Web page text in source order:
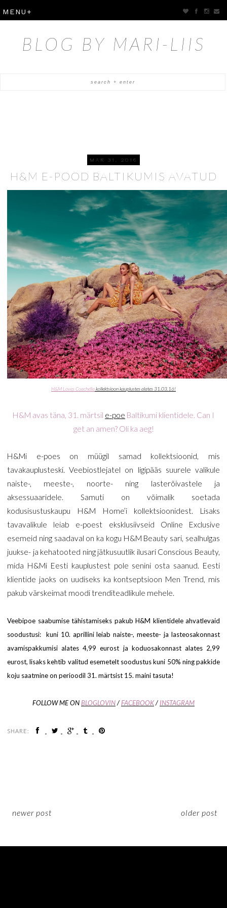
BLOG BY MARI-LIIS
MAR 31, 2016
H&M E-POOD BALTIKUMIS AVATUD
H&M Loves Coachellakollektsioon kauplustes alates 31.03.16!
H&M avas täna, 31. märtsil e-poe Baltikumi klientidele. Can I
get an amen? Oli ka aeg!
H&Mi e-poes on müügil samad kollektsioonid, mis
tavakauplusteski. Veebiostlejatel on ligipääs suurele valikule
naiste-, meeste-, noorte- ning lasterõivastele ja
aksessuaaridele. Samuti on võimalik soetada
kodusisustuskaupu H&M Home’i kollektsioonidest. Lisaks
tavavalikule leiab e-poest eksklusiivseid Online Exclusive
esemeid ning saadaval on ka kogu H&M Beauty sari, sealhulgas
juukse- ja kehatooted ning jätkusuutlik ilusari Conscious Beauty,
mida H&Mi Eesti kauplustest pole senini osta saanud. Eesti
klientide jaoks on uudiseks ka kontseptsioon Men Trend, mis
pakub värskeimat moodi trenditeadlikule mehele.
Veebipoe saabumise tähistamiseks pakub H&M klientidele ahvatlevaid
soodustusi: kuni 10. aprillini leiab naiste-, meeste- ja lasteosakonnast
avamispakkumisi alates 4,99 eurost ja koduosakonnast alates 2,99
eurost, lisaks kehtib valitud esemetelt soodustus kuni 50% ning pakkide
koju saatmine on perioodil 31. märtsist 15. maini tasuta!
FOLLOW ME ONBLOGLOVIN/FACEBOOK/ INSTAGRAM
SHARE:
newer post older post